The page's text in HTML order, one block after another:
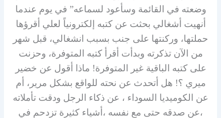
وضعته في القائمة وسأعود لسماعه” في يوم عندما
أنهيت أشغالي بحثت عن كتبه إلكترونياً لعلي أقرؤها
حملتها، وركنتها على جنب بسبب انشغالي، قبل شهر
من الآن تذكرته وبدأت أقرأ كتبه المتوفرة، وحزنت
على كتبه الباقية غير المتوفرة! ماذا أقول عن خضير
ميري ؟! هل أتحدث عن نحته للواقع بشكل مرير، أم
عن الكوميديا السوداء ، عن ذكاء الرجل ودقت تأملاته
،عن صدقه حتى مع نفسه ،أشياء كثيرة تزدحم في